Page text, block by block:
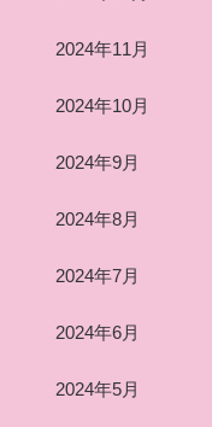
2024年11月
2024年10月
2024年9月
2024年8月
2024年7月
2024年6月
2024年5月